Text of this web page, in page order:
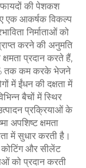
की पेशकश
एक आकर्षक विकल्प
निर्माताओं को
करने की अनुमति
प्रदान करते हैं,
तक कम करके भेजने
में ईंधन की दक्षता में
बैचों में स्थिर
प्रक्रियाओं के
अपशिष्ट क्षमता
में सुधार करती है।
कोटिंग और सीलेंट
को प्रदान करती